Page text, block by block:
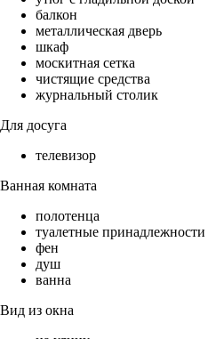
балкон
металлическая дверь
шкаф
москитная сетка
чистящие средства
журнальный столик
Для досуга
телевизор
Ванная комната
полотенца
туалетные принадлежности
фен
душ
ванна
Вид из окна